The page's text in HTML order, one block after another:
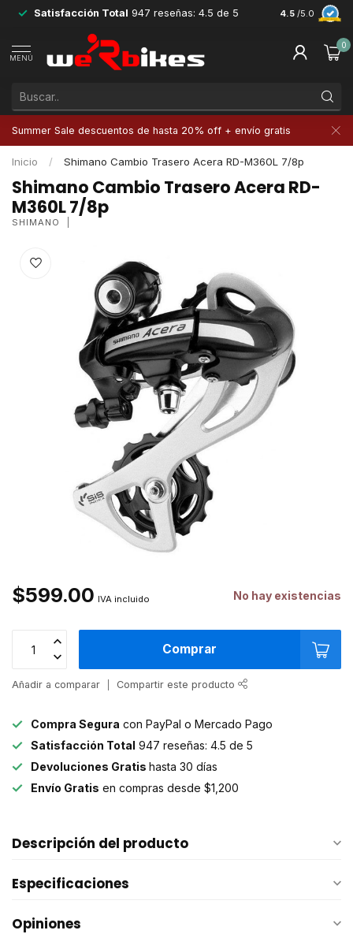
Satisfacción Total 947 reseñas: 4.5 de 5 4.5 /5.0
MENÚ
0
Summer Sale descuentos de hasta 20% off + envío gratis
Inicio / Shimano Cambio Trasero Acera RD-M360L 7/8p
Shimano Cambio Trasero Acera RD-
M360L 7/8p
SHIMANO
$599.00 IVA incluido No hay existencias
Comprar
Añadir a comparar Compartir este producto
Compra Segura con PayPal o Mercado Pago
Satisfacción Total 947 reseñas: 4.5 de 5
Devoluciones Gratis hasta 30 días
Envío Gratis en compras desde $1,200
Descripción del producto
Especificaciones
Opiniones